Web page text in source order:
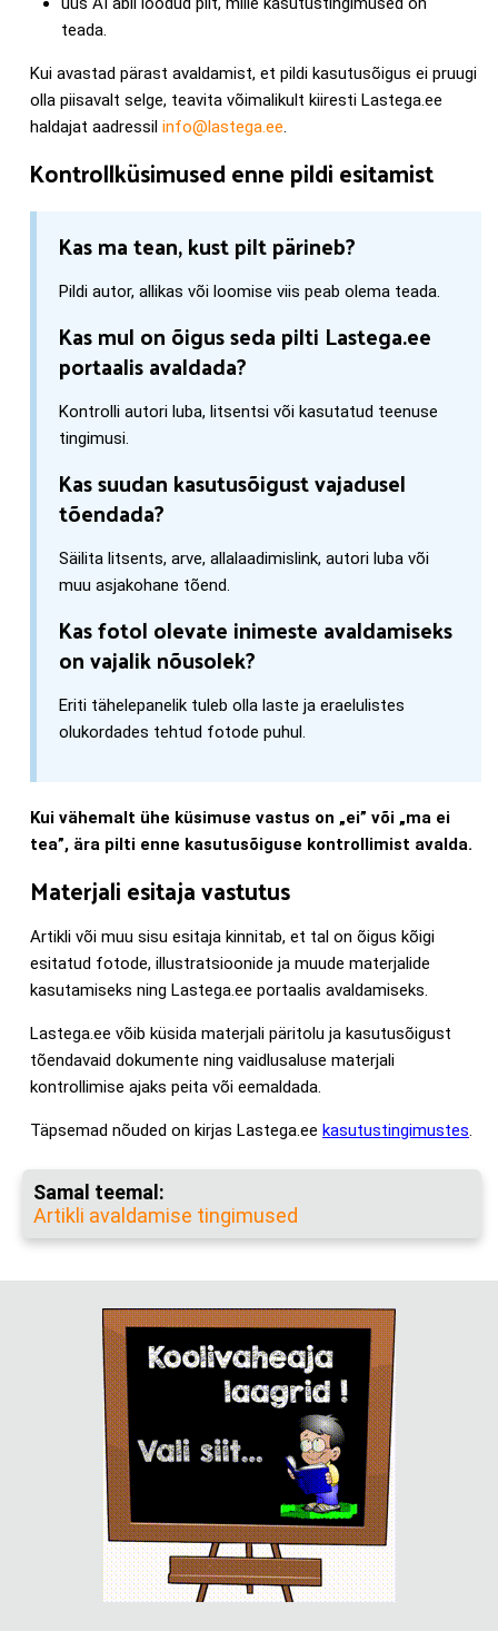
teada.
Kui avastad pärast avaldamist, et pildi kasutusõigus ei pruugi
olla piisavalt selge, teavita võimalikult kiiresti Lastega.ee
haldajat aadressil info@lastega.ee.
Kontrollküsimused enne pildi esitamist
Kas ma tean, kust pilt pärineb?
Pildi autor, allikas või loomise viis peab olema teada.
Kas mul on õigus seda pilti Lastega.ee
portaalis avaldada?
Kontrolli autori luba, litsentsi või kasutatud teenuse
tingimusi.
Kas suudan kasutusõigust vajadusel
tõendada?
Säilita litsents, arve, allalaadimislink, autori luba või
muu asjakohane tõend.
Kas fotol olevate inimeste avaldamiseks
on vajalik nõusolek?
Eriti tähelepanelik tuleb olla laste ja eraelulistes
olukordades tehtud fotode puhul.
Kui vähemalt ühe küsimuse vastus on „ei” või „ma ei
tea”, ära pilti enne kasutusõiguse kontrollimist avalda.
Materjali esitaja vastutus
Artikli või muu sisu esitaja kinnitab, et tal on õigus kõigi
esitatud fotode, illustratsioonide ja muude materjalide
kasutamiseks ning Lastega.ee portaalis avaldamiseks.
Lastega.ee võib küsida materjali päritolu ja kasutusõigust
tõendavaid dokumente ning vaidlusaluse materjali
kontrollimise ajaks peita või eemaldada.
Täpsemad nõuded on kirjas Lastega.ee kasutustingimustes.
Samal teemal:
Artikli avaldamise tingimused